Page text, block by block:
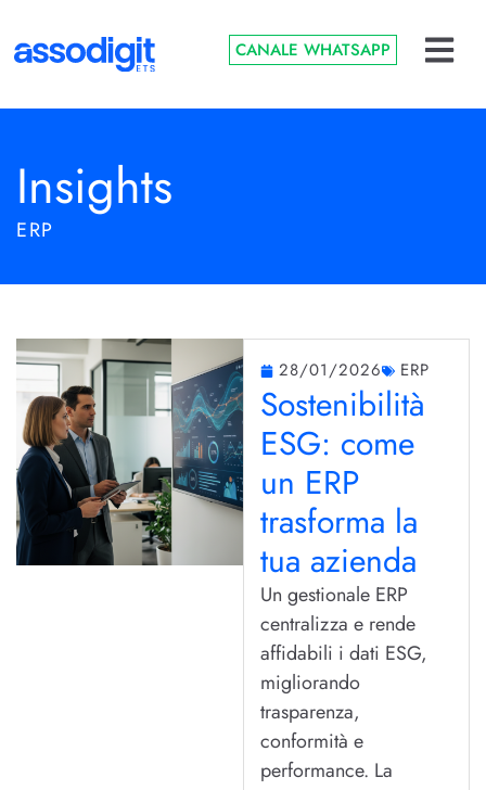
CANALE WHATSAPP
Insights
ERP
28/01/2026 ERP
Sostenibilità
ESG: come
un ERP
trasforma la
tua azienda
Un gestionale ERP
centralizza e rende
affidabili i dati ESG,
migliorando
trasparenza,
conformità e
performance. La